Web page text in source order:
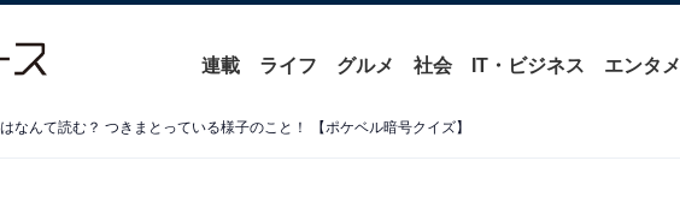
連載 ライフ グルメ 社会 IT・ビジネス エンタメ
はなんて読む？ つきまとっている様子のこと！ 【ポケベル暗号クイズ】